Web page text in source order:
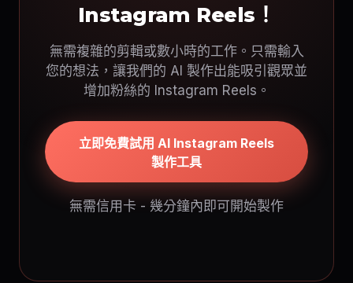
Instagram Reels！
無需複雜的剪輯或數小時的工作。只需輸入
您的想法，讓我們的 AI 製作出能吸引觀眾並
增加粉絲的 Instagram Reels。
立即免費試用 AI Instagram Reels
製作工具
無需信用卡 - 幾分鐘內即可開始製作